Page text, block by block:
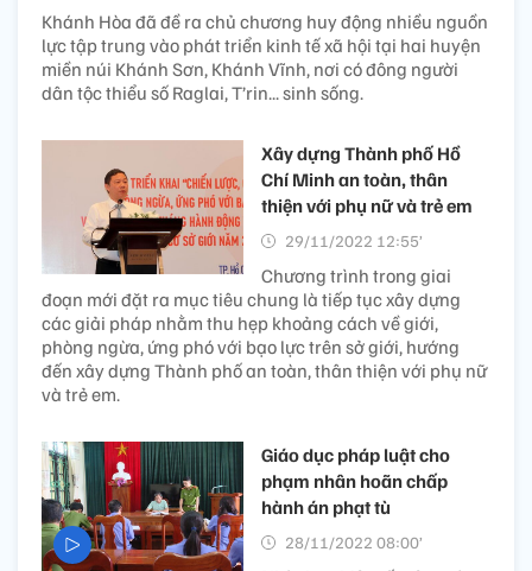
Khánh Hòa đã đề ra chủ chương huy động nhiều nguồn
lực tập trung vào phát triển kinh tế xã hội tại hai huyện
miền núi Khánh Sơn, Khánh Vĩnh, nơi có đông người
dân tộc thiểu số Raglai, T’rin... sinh sống.
Xây dựng Thành phố Hồ
Chí Minh an toàn, thân
thiện với phụ nữ và trẻ em
29/11/2022 12:55’
Chương trình trong giai
đoạn mới đặt ra mục tiêu chung là tiếp tục xây dựng
các giải pháp nhằm thu hẹp khoảng cách về giới,
phòng ngừa, ứng phó với bạo lực trên sở giới, hướng
đến xây dựng Thành phố an toàn, thân thiện với phụ nữ
và trẻ em.
Giáo dục pháp luật cho
phạm nhân hoãn chấp
hành án phạt tù
28/11/2022 08:00’